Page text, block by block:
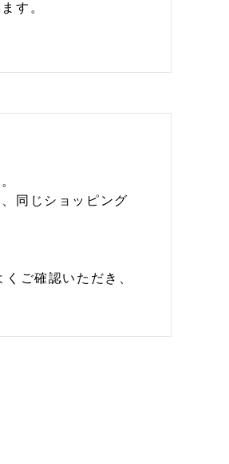
す。
同じショッピング
ご確認いただき、